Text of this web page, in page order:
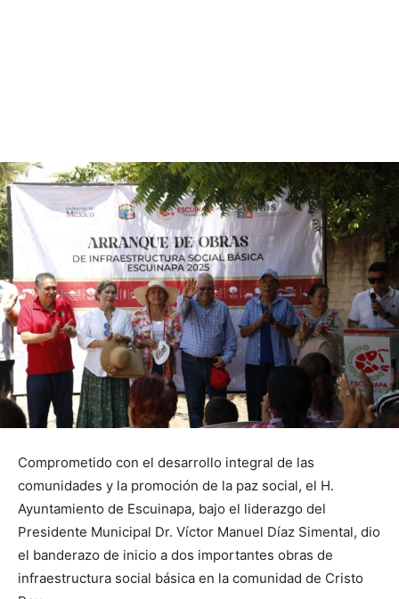
Comprometido con el desarrollo integral de las
comunidades y la promoción de la paz social, el H.
Ayuntamiento de Escuinapa, bajo el liderazgo del
Presidente Municipal Dr. Víctor Manuel Díaz Simental, dio
el banderazo de inicio a dos importantes obras de
infraestructura social básica en la comunidad de Cristo